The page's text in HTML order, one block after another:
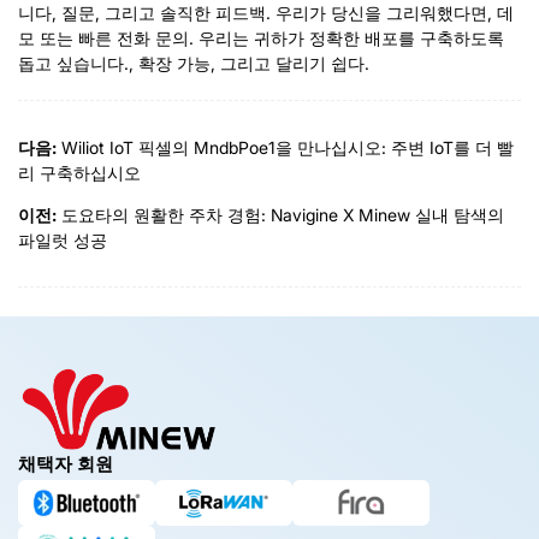
니다, 질문, 그리고 솔직한 피드백. 우리가 당신을 그리워했다면, 데
모 또는 빠른 전화 문의. 우리는 귀하가 정확한 배포를 구축하도록
돕고 싶습니다., 확장 가능, 그리고 달리기 쉽다.
다음: Wiliot IoT 픽셀의 MndbPoe1을 만나십시오: 주변 IoT를 더 빨
리 구축하십시오
이전: 도요타의 원활한 주차 경험: Navigine X Minew 실내 탐색의
파일럿 성공
채택자 회원